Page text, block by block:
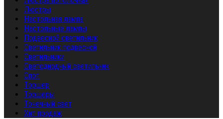
Люстры
Настольная лампа
Настольные лампы
Подвесной светильник
Светильник подвесной
Светильники
Светодиодный светильник
Спот
Торшер
Торшеры
Точечный свет
Хит продаж